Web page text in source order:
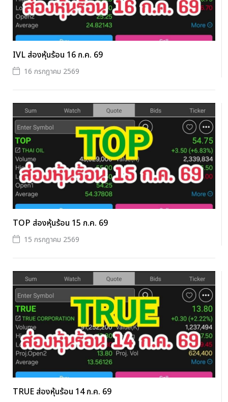
IVL ส่องหุ้นร้อน 16 ก.ค. 69
16 กรกฎาคม 2569
TOP ส่องหุ้นร้อน 15 ก.ค. 69
15 กรกฎาคม 2569
TRUE ส่องหุ้นร้อน 14 ก.ค. 69